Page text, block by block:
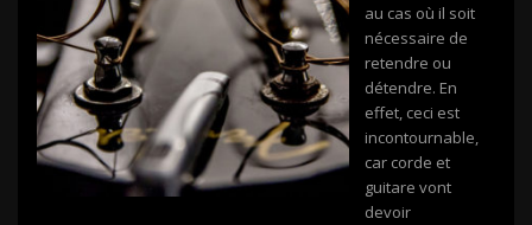
au cas où il soit
nécessaire de
retendre ou
détendre. En
effet, ceci est
incontournable,
car corde et
guitare vont
devoir